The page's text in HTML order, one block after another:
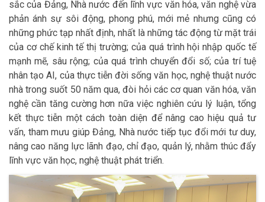
sắc của Đảng, Nhà nước đến lĩnh vực văn hóa, văn nghệ vừa
phản ánh sự sôi động, phong phú, mới mẻ nhưng cũng có
những phức tạp nhất định, nhất là những tác động từ mặt trái
của cơ chế kinh tế thị trường; của quá trình hội nhập quốc tế
mạnh mẽ, sâu rộng; của quá trình chuyển đổi số; của trí tuệ
nhân tạo AI, của thực tiễn đời sống văn học, nghệ thuật nước
nhà trong suốt 50 năm qua, đòi hỏi các cơ quan văn hóa, văn
nghệ cần tăng cường hơn nữa việc nghiên cứu lý luận, tổng
kết thực tiễn một cách toàn diện để nâng cao hiệu quả tư
vấn, tham mưu giúp Đảng, Nhà nước tiếp tục đổi mới tư duy,
nâng cao năng lực lãnh đạo, chỉ đạo, quản lý, nhằm thúc đẩy
lĩnh vực văn học, nghệ thuật phát triển.